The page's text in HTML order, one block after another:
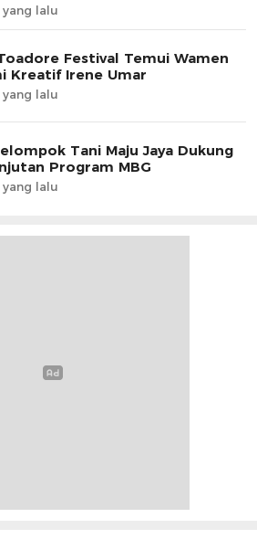
lalu
Festival Temui Wamen
Kreatif Irene Umar
lalu
Tani Maju Jaya Dukung
Program MBG
lalu